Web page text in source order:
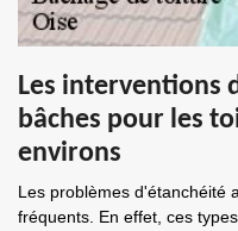
Les interventions
bâches pour les
environs
Les problèmes d'étanchéité
fréquents. En effet, ces